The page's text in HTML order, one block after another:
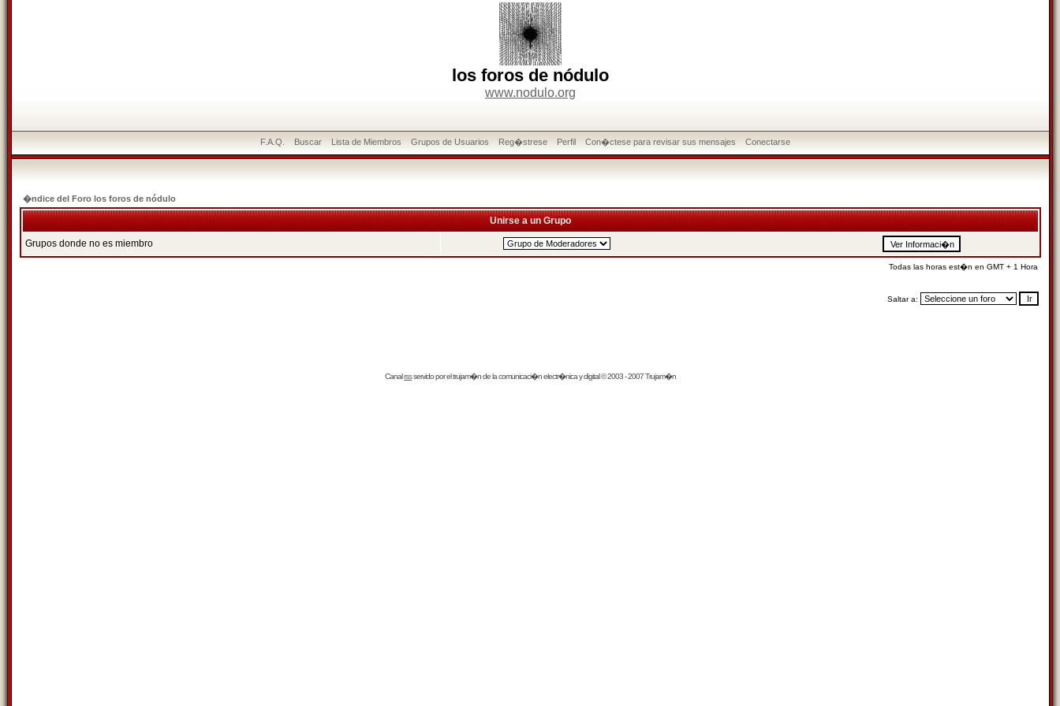
los foros de nódulo
www.nodulo.org
F.A.Q. Buscar Lista de Miembros Grupos de Usuarios Reg�strese Perfil Con�ctese para revisar sus mensajes Conectarse
�ndice del Foro los foros de nódulo
Unirse a un Grupo
Grupos donde no es miembro
Todas las horas est�n en GMT + 1 Hora
Saltar a:
Canalrssservido por eltrujam�nde la comunicaci�n electr�nica y digital © 2003 - 2007 Trujam�n